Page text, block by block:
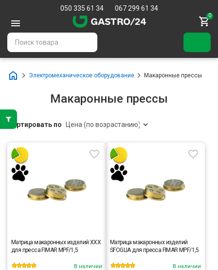
050 335 61 34 067 299 61 34
0
Электромеханическое оборудование Макаронные прессы
Макаронные прессы
Сортировать по
Матрица макаронных изделий XXX
для пресса FIMAR MPF/1,5
В наличии
Матрица макаронных изделий
SFOGLIA для пресса FIMAR MPF/1,5
В наличии